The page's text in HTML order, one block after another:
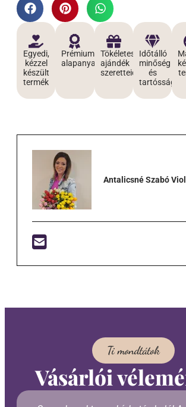
Egyedi,
kézzel
készült
termék
Prémium
alapanyagokból
Tökéletes
ajándék
szeretteidnek
Időtálló
minőség
és
tartósság
Antalicsné Szabó
Ti mondtátok
Vásárlói